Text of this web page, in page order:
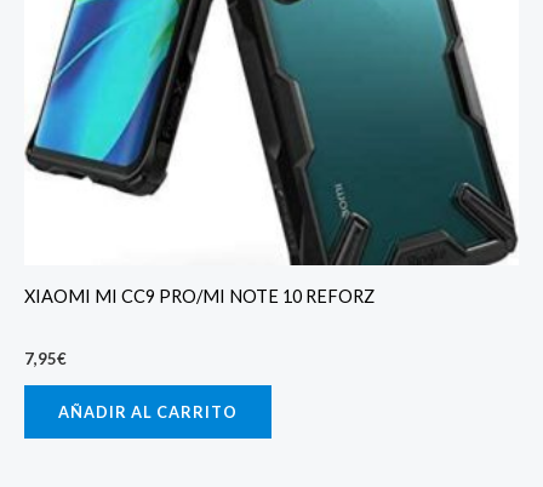
XIAOMI MI CC9 PRO/MI NOTE 10 REFORZ
7,95€
AÑADIR AL CARRITO